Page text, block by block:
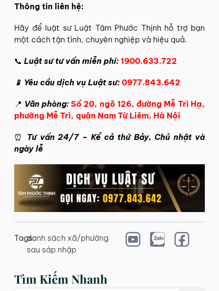
Thông tin liên hệ:
Hãy để luật sư Luật Tâm Phước Thịnh hỗ trợ bạn
một cách tận tình, chuyên nghiệp và hiệu quả.
📞 Luật sư tư vấn miễn phí: 1900.633.722
📱 Yêu cầu dịch vụ Luật sư: 0977.843.642
📍 Văn phòng: Số 20, ngõ 126, đường Mễ Trì Hạ,
phường Mễ Trì, quận Nam Từ Liêm, Hà Nội
⏰ Tư vấn 24/7 – Kể cả thứ Bảy, Chủ nhật và
ngày lễ
Tags:danh sách xã/phường
sau sáp nhập
Tìm Kiếm Nhanh